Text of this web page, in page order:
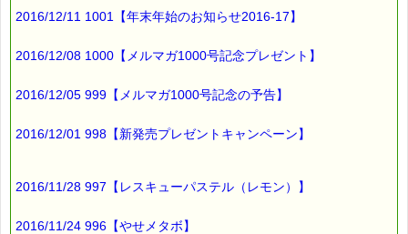
内部もなめらかな血管が
血管力が高い血管
心疾患や脳血管疾患の
2016/12/11 1001【年末年始のお知らせ2016-17】
2016/12/08 1000【メルマガ1000号記念プレゼント】
2016/12/05 999【メルマガ1000号記念の予告】
2016/12/01 998【新発売プレゼントキャンペーン】
2016/11/28 997【レスキューパステル（レモン）】
2016/11/24 996【やせメタボ】